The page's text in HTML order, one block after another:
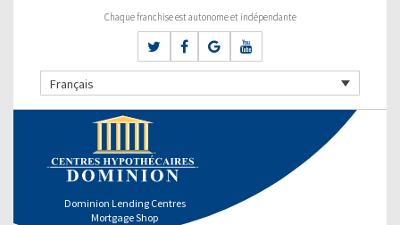
Chaque franchise est autonome et indépendante
Français
Dominion Lending Centres
Mortgage Shop